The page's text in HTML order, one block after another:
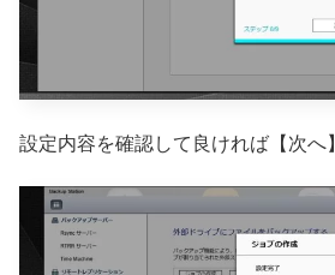
設定内容を確認して良ければ【次へ】